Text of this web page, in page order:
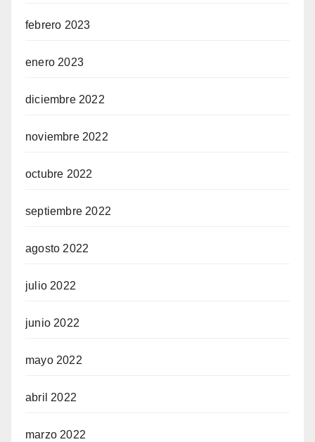
febrero 2023
enero 2023
diciembre 2022
noviembre 2022
octubre 2022
septiembre 2022
agosto 2022
julio 2022
junio 2022
mayo 2022
abril 2022
marzo 2022